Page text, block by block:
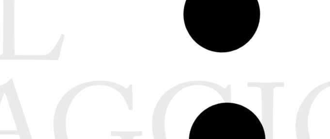
Piatto da parata Liberty